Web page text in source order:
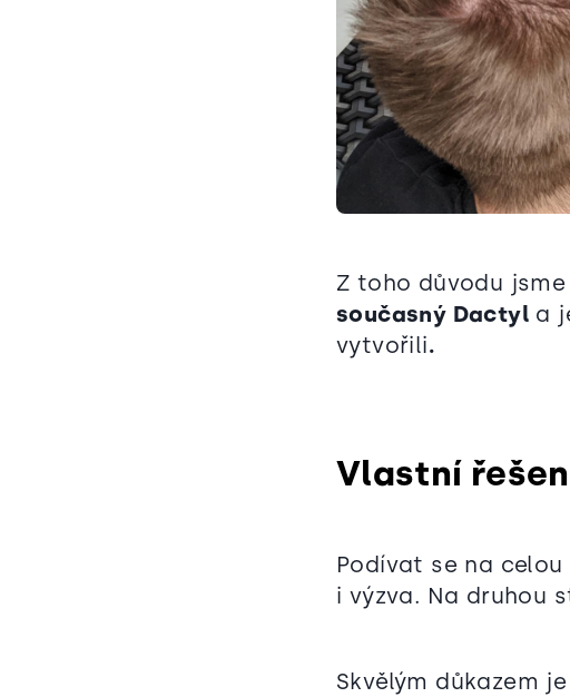
Z toho důvodu
současný Dactyl a
vytvořili.
Vlastní
Podívat se na
i výzva. Na druhou
Skvělým důkazem